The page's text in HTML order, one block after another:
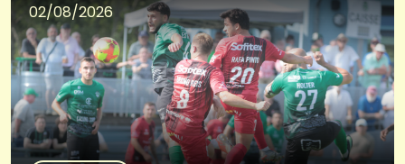
02/08/2026